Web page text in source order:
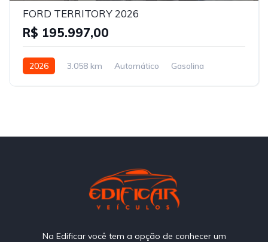
FORD TERRITORY 2026
R$ 195.997,00
2026 3.058 km Automático Gasolina
Na Edificar você tem a opção de conhecer um